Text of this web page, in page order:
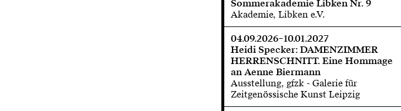
Sommerakademie Libken Nr. 9
Akademie, Libken e.V.
04.09.2026–10.01.2027
Heidi Specker: DAMENZIMMER
HERRENSCHNITT. Eine Hommage
an Aenne Biermann
Ausstellung, gfzk - Galerie für
Zeitgenössische Kunst Leipzig